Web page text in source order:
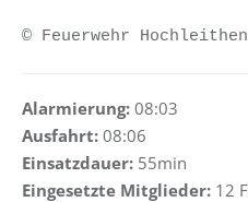
© Feuerwehr Hochleithen
Alarmierung: 08:03
Ausfahrt: 08:06
Einsatzdauer: 55min
Eingesetzte Mitglieder: 12